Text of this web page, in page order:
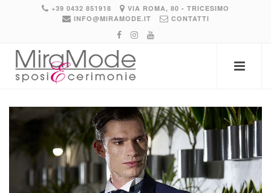
+39 0432 851918
VIA ROMA, 80 - TRICESIMO
INFO@MIRAMODE.IT
CONTATTI